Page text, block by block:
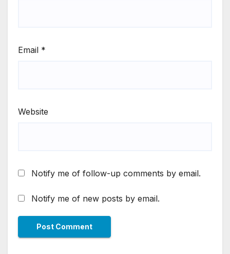
Email *
Website
Notify me of follow-up comments by email.
Notify me of new posts by email.